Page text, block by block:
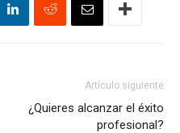
Artículo siguiente
¿Quieres alcanzar el éxito
profesional?